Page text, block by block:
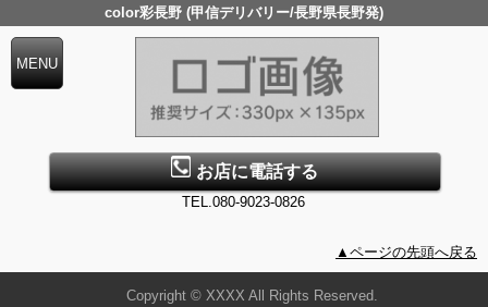
color彩長野 (甲信デリバリー/長野県長野発)
お店に電話する
TEL.080-9023-0826
▲ページの先頭へ戻る
Copyright © XXXX All Rights Reserved.